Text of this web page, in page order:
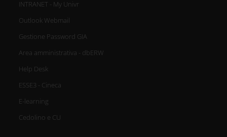
INTRANET - My Univr
Outlook Webmail
Gestione Password GIA
Area amministrativa - dbERW
Help Desk
ESSE3 - Cineca
E-learning
Cedolino e CU